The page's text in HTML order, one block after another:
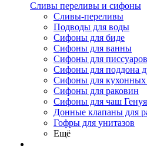
Сливы переливы и сифоны
Сливы-переливы
Подводы для воды
Сифоны для биде
Сифоны для ванны
Сифоны для писсуаров
Сифоны для поддона
Сифоны для кухонных
Сифоны для раковин
Сифоны для чаш Генуя
Донные клапаны для
Гофры для унитазов
Ещё